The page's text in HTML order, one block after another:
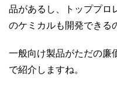
品があるし、トッププロ
のケミカルも開発できる
一般向け製品がただの廉
で紹介しますね。